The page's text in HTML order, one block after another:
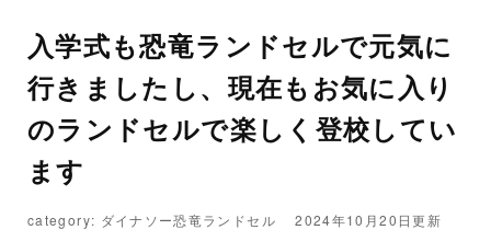
入学式も恐竜ランドセルで元気に
行きましたし、現在もお気に入り
のランドセルで楽しく登校してい
ます
category: ダイナソー恐竜ランドセル 2024年10月20日更新